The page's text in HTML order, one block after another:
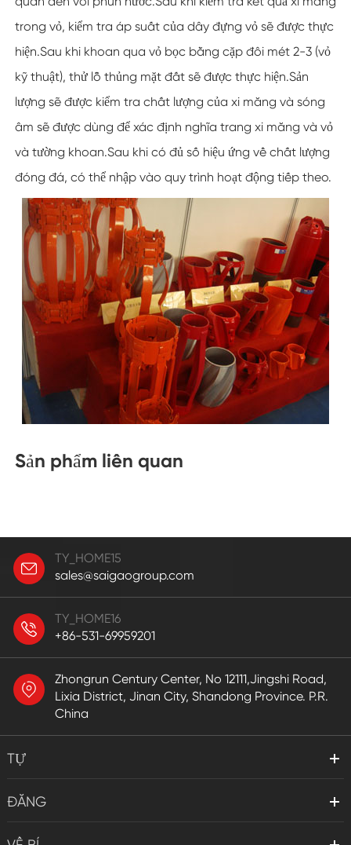
trong vỏ, kiểm tra áp suất của dây đựng vỏ sẽ được thực
hiện.Sau khi khoan qua vỏ bọc bằng cặp đôi mét 2-3 (vỏ
kỹ thuật), thử lỗ thủng mặt đất sẽ được thực hiện.Sản
lượng sẽ được kiểm tra chất lượng của xi măng và sóng
âm sẽ được dùng để xác định nghĩa trang xi măng và vỏ
và tường khoan.Sau khi có đủ số hiệu ứng về chất lượng
đóng đá, có thể nhập vào quy trình hoạt động tiếp theo.
Sản phẩm liên quan
TY_HOME15
sales@saigaogroup.com
TY_HOME16
+86-531-69959201
Zhongrun Century Center, No 12111,Jingshi Road,
Lixia District, Jinan City, Shandong Province. P.R.
China
TỰ
ĐĂNG